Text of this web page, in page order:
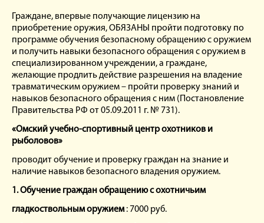
Граждане, впервые получающие лицензию на
приобретение оружия, ОБЯЗАНЫ пройти подготовку по
программе обучения безопасному обращению с оружием
и получить навыки безопасного обращения с оружием в
специализированном учреждении, а граждане,
желающие продлить действие разрешения на владение
травматическим оружием – пройти проверку знаний и
навыков безопасного обращения с ним (Постановление
Правительства РФ от 05.09.2011 г. № 731).
«Омский учебно-спортивный центр охотников и
рыболовов»
проводит обучение и проверку граждан на знание и
наличие навыков безопасного владения оружием.
1.Обучение граждан обращению с охотничьим
гладкоствольным оружием : 7000 руб.